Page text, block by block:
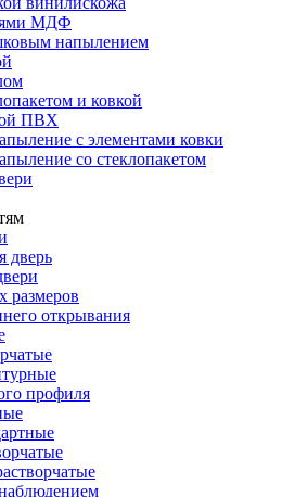
МДФ
напылением
и ковкой
ПВХ
с элементами ковки
со стеклопакетом
дверь
размеров
открывания
профиля